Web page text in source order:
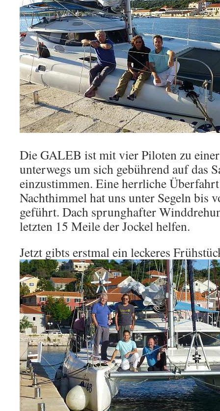
Die GALEB ist mit vier Piloten zu
unterwegs um sich gebührend auf das
einzustimmen. Eine herrliche
Nachthimmel hat uns unter Segeln bis
geführt. Dach sprunghafter
letzten 15 Meile der Jockel helfen.
Jetzt gibts erstmal ein leckeres